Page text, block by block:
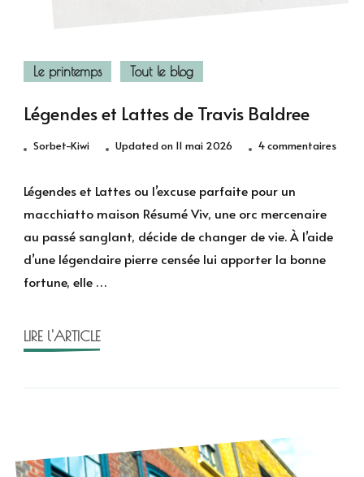
Le printemps Tout le blog
Légendes et Lattes de Travis Baldree
Sorbet-Kiwi Updated on 11 mai 2026 4 commentairessur
Légendes et Lattes ou l’excuse parfaite pour un
macchiatto maison Résumé Viv, une orc mercenaire
au passé sanglant, décide de changer de vie. À l’aide
d’une légendaire pierre censée lui apporter la bonne
fortune, elle …
LIRE l'ARTICLE